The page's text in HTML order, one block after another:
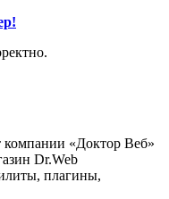
«Доктор Веб»
Dr.Web
плагины,